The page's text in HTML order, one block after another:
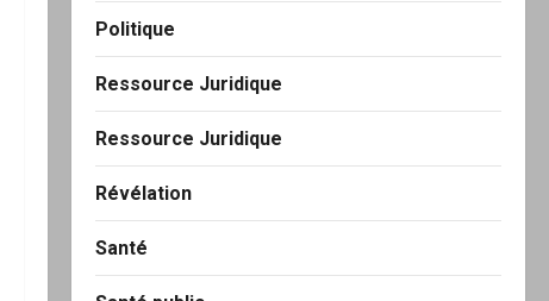
Politique
Ressource Juridique
Ressource Juridique
Révélation
Santé